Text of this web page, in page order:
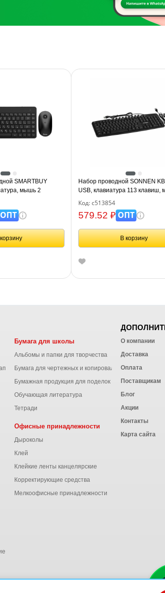
SMARTBUY
мышь 2
черный SBC-
ОПТ
Набор проводной SONNEN
USB, клавиатура 113 клавиш,
кнопки, 1000 dpi, черный/
513854
Код: с513854
579.52 ₽ОПТ
В корзину
книжки
Бумага для школы
Альбомы и папки для творчества
Бумага для чертежных и копировальных работ
Бумажная продукция для поделок
Обучающая литература
Тетради
Офисные принадлежности
Дыроколы
Клей
Клейкие ленты канцелярские
Корректирующие средства
Мелкоофисные принадлежности
О компании
Доставка
Оплата
Поставщикам
Блог
Акции
Контакты
Карта сайта